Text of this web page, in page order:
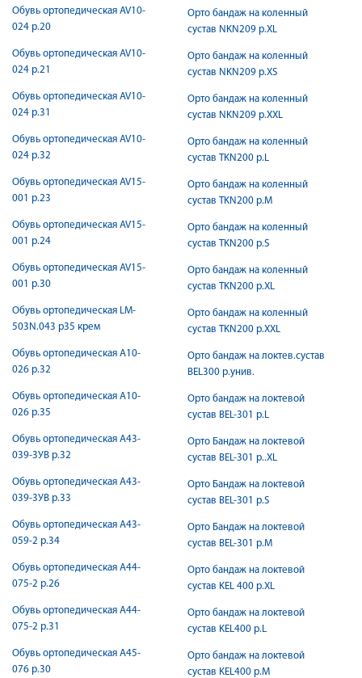
Обувь ортопедическая AV10-
024 р.20
Обувь ортопедическая AV10-
024 р.21
Обувь ортопедическая AV10-
024 р.31
Обувь ортопедическая AV10-
024 р.32
Обувь ортопедическая AV15-
001 р.23
Обувь ортопедическая AV15-
001 р.24
Обувь ортопедическая AV15-
001 р.30
Обувь ортопедическая LM-
503N.043 р35 крем
Обувь ортопедическая А10-
026 р.32
Обувь ортопедическая А10-
026 р.35
Обувь ортопедическая А43-
039-3УВ р.32
Обувь ортопедическая А43-
039-3УВ р.33
Обувь ортопедическая А43-
059-2 р.34
Обувь ортопедическая А44-
075-2 р.26
Обувь ортопедическая А44-
075-2 р.31
Обувь ортопедическая А45-
076 р.30
Орто бандаж на коленный
сустав NKN209 р.XL
Орто бандаж на коленный
сустав NKN209 р.XS
Орто бандаж на коленный
сустав NKN209 р.XXL
Орто бандаж на коленный
сустав TKN200 р.L
Орто бандаж на коленный
сустав TKN200 р.M
Орто бандаж на коленный
сустав TKN200 р.S
Орто бандаж на коленный
сустав TKN200 р.XL
Орто бандаж на коленный
сустав TKN200 р.XXL
Орто бандаж на локтев.сустав
BEL300 р.унив.
Орто бандаж на локтевой
сустав BEL-301 р.L
Орто Бандаж на локтевой
сустав BEL-301 р..ХL
Орто Бандаж на локтевой
сустав BEL-301 р.S
Орто Бандаж на локтевой
сустав BEL-301 р.М
Орто бандаж на локтевой
сустав KEL 400 р.XL
Орто бандаж на локтевой
сустав KEL400 р.L
Орто бандаж на локтевой
сустав KEL400 р.M